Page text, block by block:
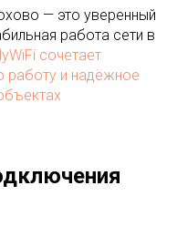
— это уверенный
работа сети в
сочетает
работу и надёжное